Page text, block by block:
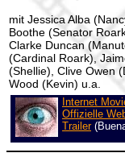
mit Jessica Alba
Boothe (Senator
Clarke Duncan
(Cardinal Roark),
(Shellie), Clive Owen
Wood (Kevin) u.a.
Internet
Offizielle
Trailer